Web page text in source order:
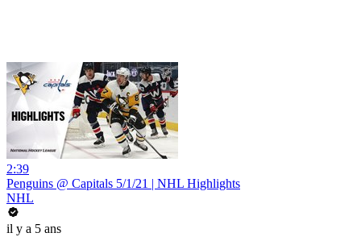
2:39
Penguins @ Capitals 5/1/21 | NHL Highlights
NHL
il y a 5 ans